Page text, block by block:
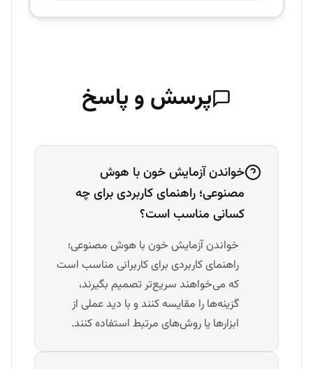
پرسش و پاسخ
خواندن آزمایش خون با هوش
مصنوعی؛ راهنمای کاربردی برای چه
کسانی مناسب است؟
خواندن آزمایش خون با هوش مصنوعی؛
راهنمای کاربردی برای کاربرانی مناسب است
که می‌خواهند سریع‌تر تصمیم بگیرند،
گزینه‌ها را مقایسه کنند و با دید عملی از
ابزارها یا روش‌های مرتبط استفاده کنند.